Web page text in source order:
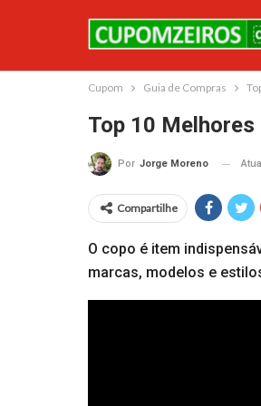
Cupom Guia de Compras
Top 10
Por Jorge Moreno
Compartilhe
O copo é item
marcas, modelos e